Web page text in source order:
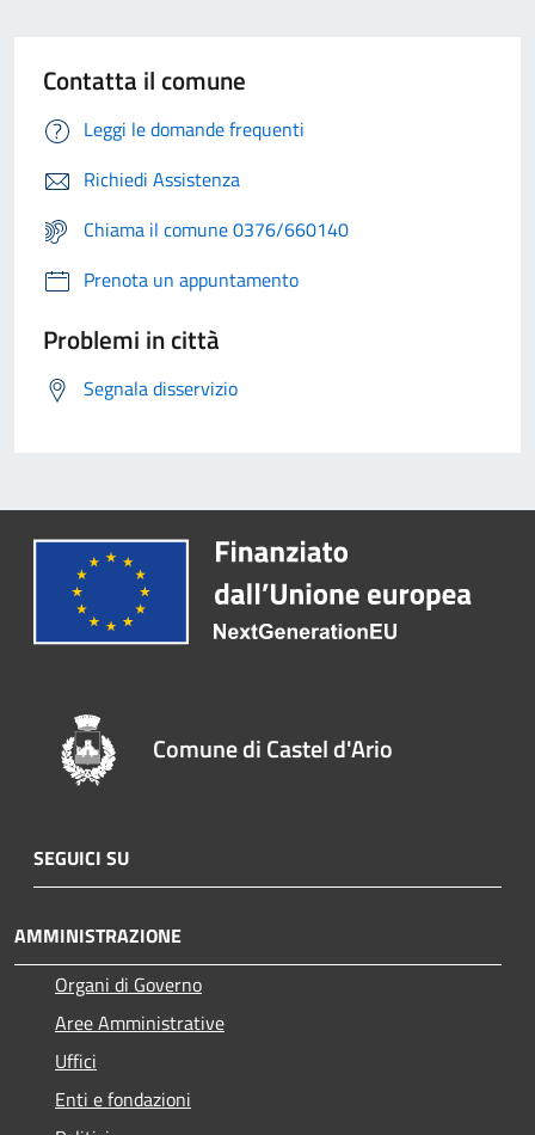
Contatta il comune
Leggi le domande frequenti
Richiedi Assistenza
Chiama il comune 0376/660140
Prenota un appuntamento
Problemi in città
Segnala disservizio
Comune di Castel d'Ario
SEGUICI SU
AMMINISTRAZIONE
Organi di Governo
Aree Amministrative
Uffici
Enti e fondazioni